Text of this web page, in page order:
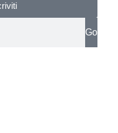
Go